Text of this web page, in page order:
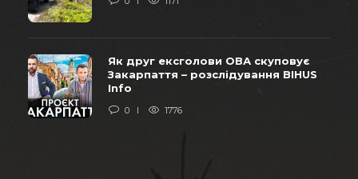
Як друг ексголови ОВА скуповує
Закарпаття – розслідування BIHUS
Info
0 1776